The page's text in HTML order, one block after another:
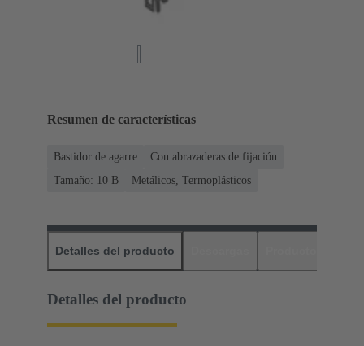
Resumen de características
Bastidor de agarre
Con abrazaderas de fijación
Tamaño: 10 B
Metálicos, Termoplásticos
Detalles del producto
Detalles del producto